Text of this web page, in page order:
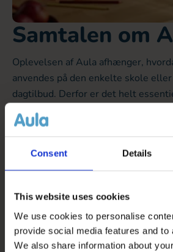
Consent Details
This website uses cookies
We use cookies to personalise
provide social media features and to
We also share information about
Samtalen om
Oplevelsen af Aula afhænger,
anvendes på den enkelte skole
dagtilbud. Derfor er det helt
enkelte kommune og institution
om, hvordan og hvornår
under "Den gode anvendelse